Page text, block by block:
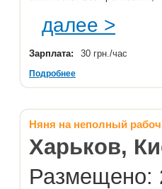
далее >
Зарплата: 30 грн./час
Подробнее
Няня на неполный
Харьков,
Размещено: